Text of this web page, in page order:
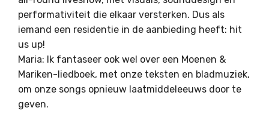
performativiteit die elkaar versterken. Dus als
iemand een residentie in de aanbieding heeft: hit
us up!
Maria: Ik fantaseer ook wel over een Moenen &
Mariken-liedboek, met onze teksten en bladmuziek,
om onze songs opnieuw laatmiddeleeuws door te
geven.